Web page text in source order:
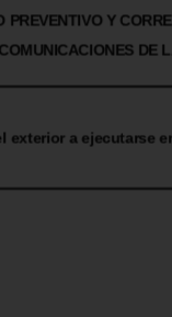
PREVENTIVO Y
DE
exterior a ejecutarse